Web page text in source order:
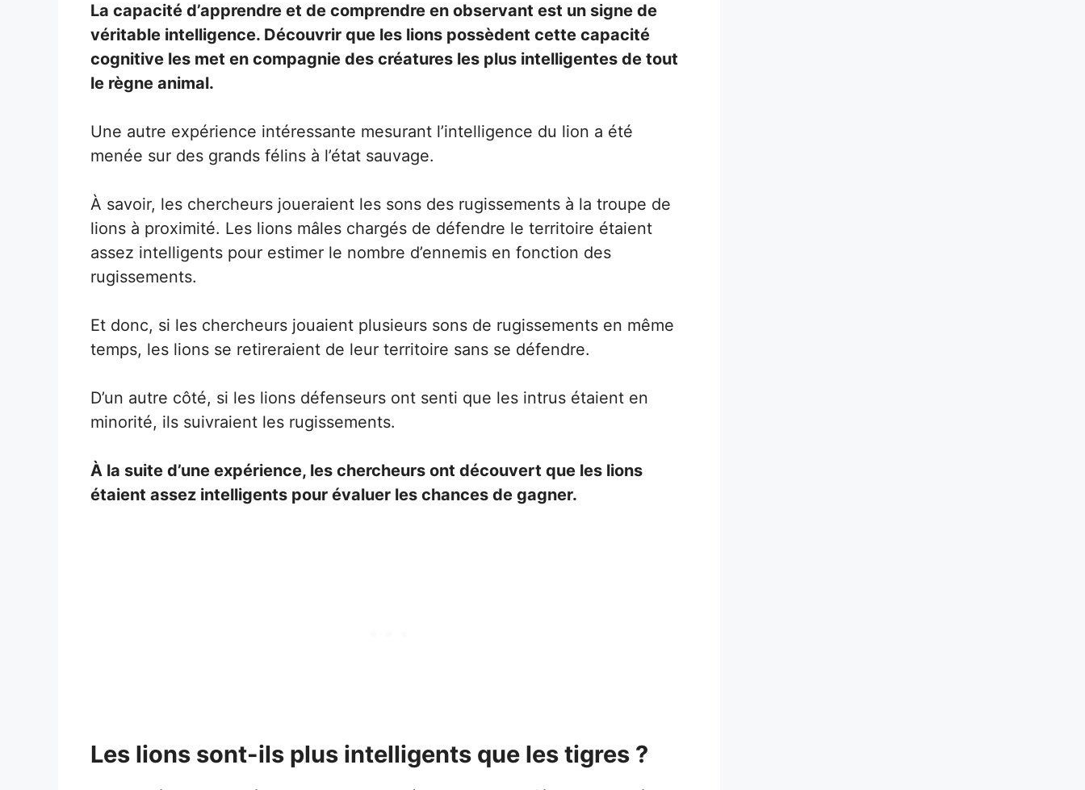
La capacité d’apprendre et de comprendre en observant est un signe de
véritable intelligence. Découvrir que les lions possèdent cette capacité
cognitive les met en compagnie des créatures les plus intelligentes de tout
le règne animal.
Une autre expérience intéressante mesurant l’intelligence du lion a été
menée sur des grands félins à l’état sauvage.
À savoir, les chercheurs joueraient les sons des rugissements à la troupe de
lions à proximité. Les lions mâles chargés de défendre le territoire étaient
assez intelligents pour estimer le nombre d’ennemis en fonction des
rugissements.
Et donc, si les chercheurs jouaient plusieurs sons de rugissements en même
temps, les lions se retireraient de leur territoire sans se défendre.
D’un autre côté, si les lions défenseurs ont senti que les intrus étaient en
minorité, ils suivraient les rugissements.
À la suite d’une expérience, les chercheurs ont découvert que les lions
étaient assez intelligents pour évaluer les chances de gagner.
Les lions sont-ils plus intelligents que les tigres ?